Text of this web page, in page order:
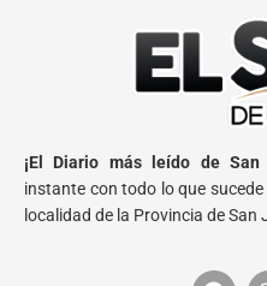
¡El Diario más leído de San
instante con todo lo que
localidad de la Provincia de San